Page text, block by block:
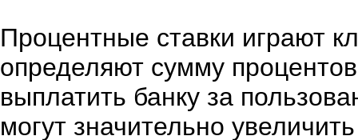
Процентные ставки играют
определяют сумму
выплатить банку за
могут значительно